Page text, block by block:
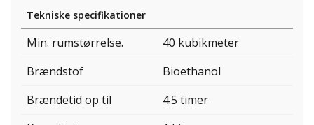
Tekniske specifikationer
Min. rumstørrelse.
40 kubikmeter
Brændstof
Bioethanol
Brændetid op til
4.5 timer